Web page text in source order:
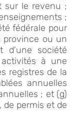
sur le revenu ;
;
fédérale pour
province ou un
d'une société
à une
registres de la
annuelles
; et (g)
de permis et de